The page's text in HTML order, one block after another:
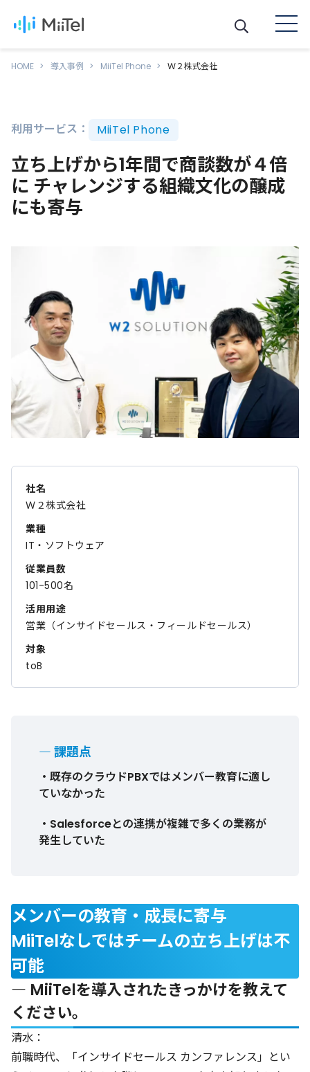
HOME 導入事例 MiiTel Phone Ｗ２株式会社
利用サービス： MiiTel Phone
立ち上げから1年間で商談数が４倍
に チャレンジする組織文化の醸成
にも寄与
社名
Ｗ２株式会社
業種
IT・ソフトウェア
従業員数
101-500名
活用用途
営業（インサイドセールス・フィールドセールス）
対象
toB
― 課題点
・既存のクラウドPBXではメンバー教育に適し
ていなかった
・Salesforceとの連携が複雑で多くの業務が
発生していた
メンバーの教育・成長に寄与
MiiTelなしではチームの立ち上げは不
可能
― MiiTelを導入されたきっかけを教えて
ください。
清水：
前職時代、「インサイドセールス カンファレンス」とい